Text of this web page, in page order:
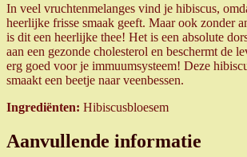
In veel vruchtenmelanges vind je hibiscus,
heerlijke frisse smaak geeft. Maar ook zonder
is dit een heerlijke thee! Het is een absolute
aan een gezonde cholesterol en beschermt de
erg goed voor je immuumsysteem! Deze
smaakt een beetje naar veenbessen.
Ingrediënten: Hibiscusbloesem
Aanvullende informatie